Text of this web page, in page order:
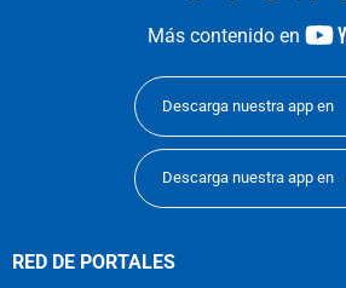
Más contenido en
Descarga nuestra app en
Descarga nuestra app en
RED DE PORTALES